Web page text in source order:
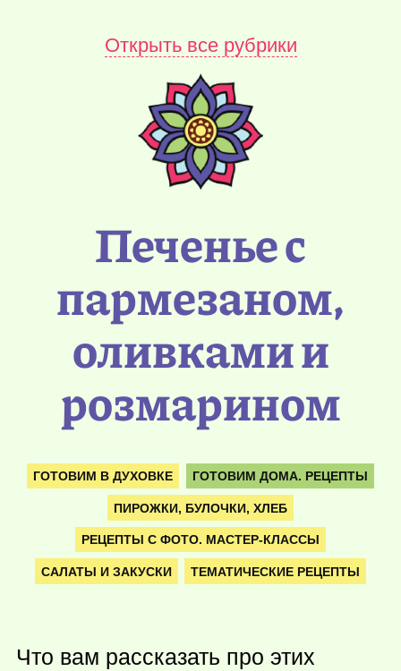
Открыть все рубрики
Печенье с
пармезаном,
оливками и
розмарином
ГОТОВИМ В ДУХОВКЕ ГОТОВИМ ДОМА. РЕЦЕПТЫ
ПИРОЖКИ, БУЛОЧКИ, ХЛЕБ
РЕЦЕПТЫ С ФОТО. МАСТЕР-КЛАССЫ
САЛАТЫ И ЗАКУСКИ ТЕМАТИЧЕСКИЕ РЕЦЕПТЫ
Что вам рассказать про этих